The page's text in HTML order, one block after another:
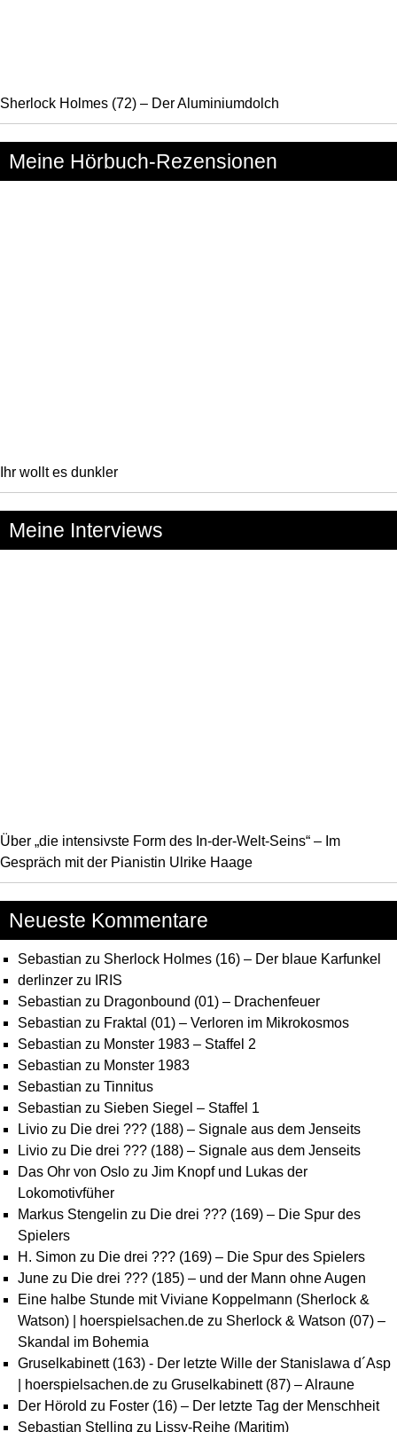
Sherlock Holmes (72) – Der Aluminiumdolch
Meine Hörbuch-Rezensionen
Ihr wollt es dunkler
Meine Interviews
Über „die intensivste Form des In-der-Welt-Seins“ – Im
Gespräch mit der Pianistin Ulrike Haage
Neueste Kommentare
Sebastian zu Sherlock Holmes (16) – Der blaue Karfunkel
derlinzer zu
IRIS
Sebastian zu Dragonbound (01) – Drachenfeuer
Sebastian zu Fraktal (01) – Verloren im Mikrokosmos
Sebastian zu Monster 1983 – Staffel 2
Sebastian zu Monster 1983
Sebastian zu Tinnitus
Sebastian zu Sieben Siegel – Staffel 1
Livio zu Die drei ??? (188) – Signale aus dem Jenseits
Livio zu Die drei ??? (188) – Signale aus dem Jenseits
Das Ohr von Oslo zu Jim Knopf und Lukas der
Lokomotivfüher
Markus Stengelin zu Die drei ??? (169) – Die Spur des
Spielers
H. Simon zu Die drei ??? (169) – Die Spur des Spielers
June zu Die drei ??? (185) – und der Mann ohne Augen
Eine halbe Stunde mit Viviane Koppelmann (Sherlock &
Watson) | hoerspielsachen.de zu Sherlock & Watson (07) –
Skandal im Bohemia
Gruselkabinett (163) - Der letzte Wille der Stanislawa d´Asp
| hoerspielsachen.de zu Gruselkabinett (87) – Alraune
Der Hörold zu Foster (16) – Der letzte Tag der Menschheit
Sebastian Stelling zu Lissy-Reihe (Maritim)